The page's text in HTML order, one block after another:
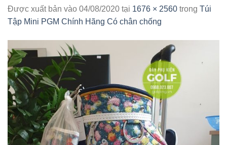
Được xuất bản vào 04/08/2020 tại 1676 × 2560 trong Túi
Tập Mini PGM Chính Hãng Có chân chống